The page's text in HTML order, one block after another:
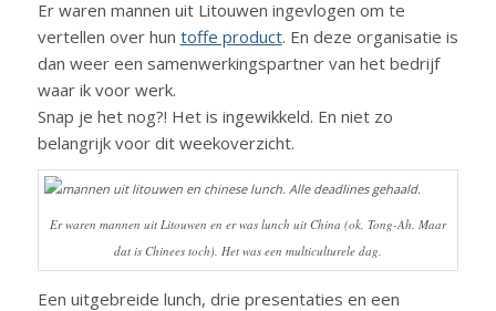
Er waren mannen uit Litouwen ingevlogen om te
vertellen over hun toffe product. En deze organisatie is
dan weer een samenwerkingspartner van het bedrijf
waar ik voor werk.
Snap je het nog?! Het is ingewikkeld. En niet zo
belangrijk voor dit weekoverzicht.
Er waren mannen uit Litouwen en er was lunch uit China (ok, Tong-Ah. Maar
dat is Chinees toch). Het was een multiculturele dag.
Een uitgebreide lunch, drie presentaties en een